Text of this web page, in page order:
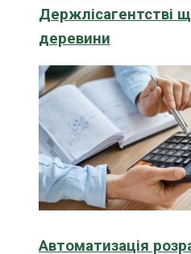
Держлісагентстві
деревини
Автоматизація